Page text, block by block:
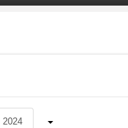
2024 Daugiau...